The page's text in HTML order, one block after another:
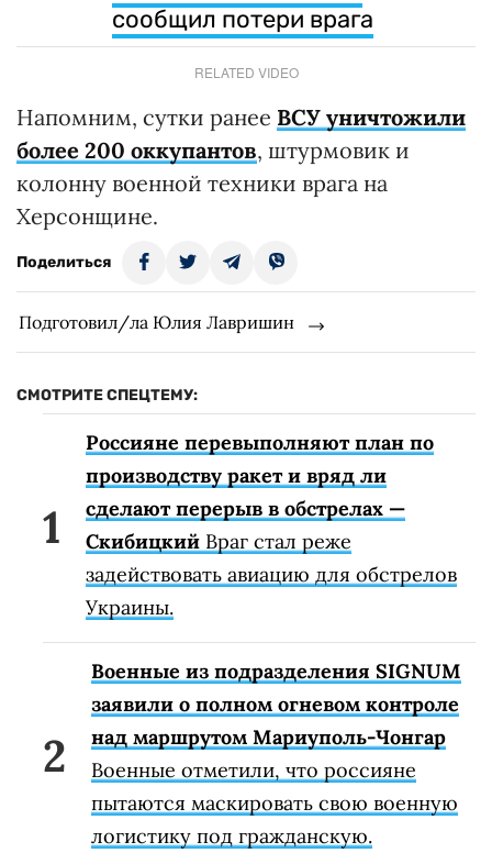
сообщил потери врага
RELATED VIDEO
Напомним, сутки ранее ВСУ уничтожили
более 200 оккупантов, штурмовик и
колонну военной техники врага на
Херсонщине.
Поделиться
Подготовил/ла Юлия Лавришин
СМОТРИТЕ СПЕЦТЕМУ:
Россияне перевыполняют план по
производству ракет и вряд ли
сделают перерыв в обстрелах —
Скибицкий Враг стал реже
задействовать авиацию для обстрелов
Украины.
Военные из подразделения SIGNUM
заявили о полном огневом контроле
над маршрутом Мариуполь-Чонгар
Военные отметили, что россияне
пытаются маскировать свою военную
логистику под гражданскую.